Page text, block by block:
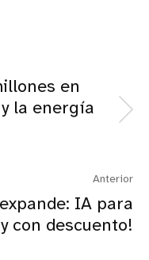
en
la energía
Anterior
IA para
con descuento!